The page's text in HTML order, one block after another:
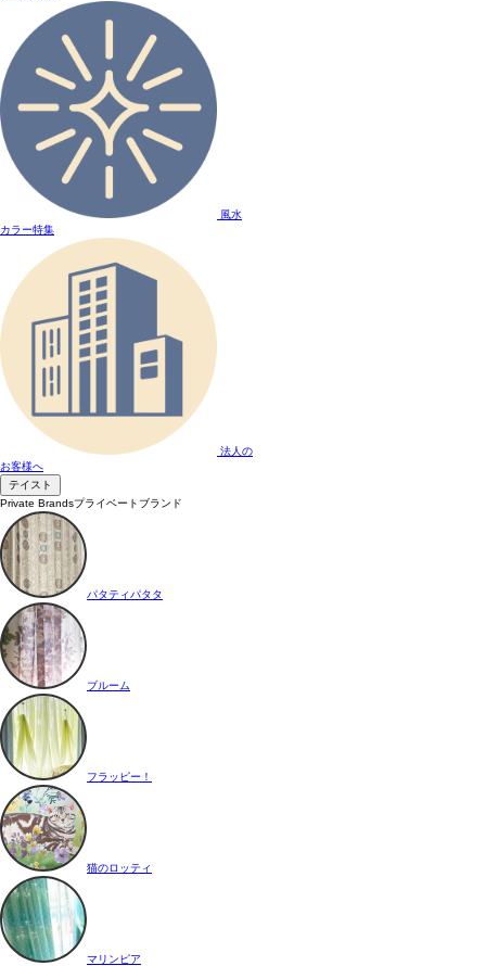
風水
カラー特集
法人の
お客様へ
テイスト
Private Brandsプライベートブランド
パタティパタタ
ブルーム
フラッピー！
猫のロッティ
マリンピア